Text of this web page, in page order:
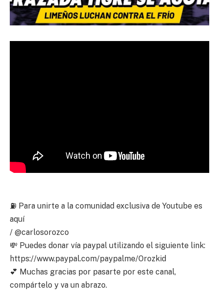
⛽ Para unirte a la comunidad exclusiva de Youtube es
aquí
/ @carlosorozco
💸 Puedes donar vía paypal utilizando el siguiente link:
https://www.paypal.com/paypalme/Orozkid
💕 Muchas gracias por pasarte por este canal,
compártelo y va un abrazo.